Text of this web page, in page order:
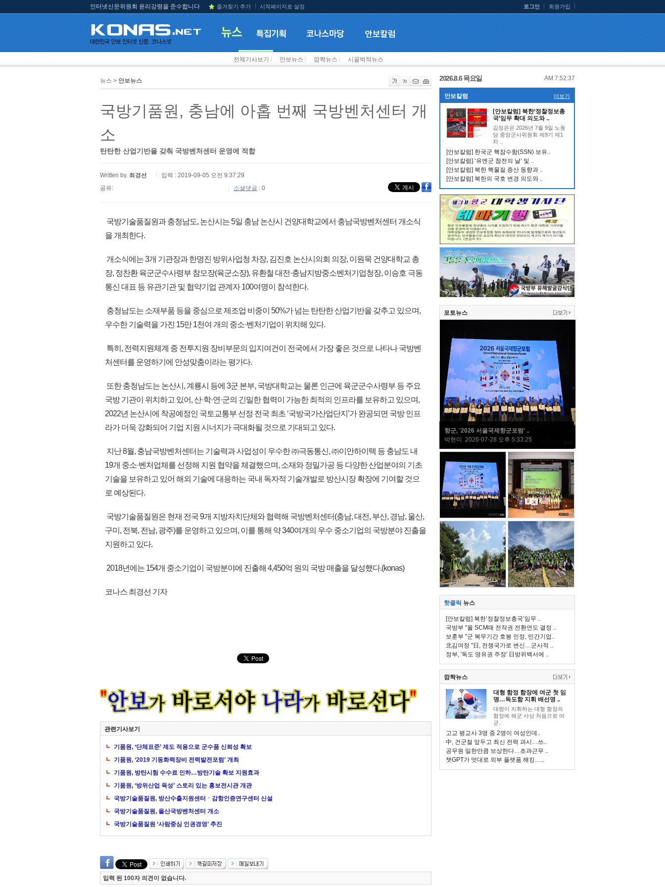
인터넷신문위원회 윤리강령을 준수합니다 즐겨찾기 추가 시작페이지로 설정 로그인 회원가입
전체기사보기 안보뉴스 깜짝뉴스 시끌벅적뉴스
뉴스 > 안보뉴스
국방기품원, 충남에 아홉 번째 국방벤처센터 개
소
탄탄한 산업기반을 갖춰 국방벤처센터 운영에 적합
Written by. 최경선
입력 : 2019-09-05 오전 9:37:29
공유:
소셜댓글 : 0
국방기술품질원과 충청남도, 논산시는 5일 충남 논산시 건양대학교에서 충남국방벤처센터 개소식
을 개최한다.
개소식에는 3개 기관장과 한명진 방위사업청 차장, 김진호 논산시의회 의장, 이원묵 건양대학교 총
장, 정찬환 육군군수사령부 참모장(육군소장), 유환철 대전·충남지방중소벤처기업청장, 이승호 극동
통신 대표 등 유관기관 및 협약기업 관계자 100여명이 참석한다.
충청남도는 소재부품 등을 중심으로 제조업 비중이 50%가 넘는 탄탄한 산업기반을 갖추고 있으며,
우수한 기술력을 가진 15만 1천여 개의 중소·벤처기업이 위치해 있다.
특히, 전력지원체계 중 전투지원 장비부문의 입지여건이 전국에서 가장 좋은 것으로 나타나 국방벤
처센터를 운영하기에 안성맞춤이라는 평가다.
또한 충청남도는 논산시, 계룡시 등에 3군 본부, 국방대학교는 물론 인근에 육군군수사령부 등 주요
국방 기관이 위치하고 있어, 산·학·연·군의 긴밀한 협력이 가능한 최적의 인프라를 보유하고 있으며,
2022년 논산시에 착공예정인 국토교통부 선정 전국 최초 ‘국방국가산업단지’가 완공되면 국방 인프
라가 더욱 강화되어 기업 지원 시너지가 극대화될 것으로 기대되고 있다.
지난 8월, 충남국방벤처센터는 기술력과 사업성이 우수한 ㈜극동통신, ㈜이안하이텍 등 충남도 내
19개 중소·벤처업체를 선정해 지원 협약을 체결했으며, 소재와 정밀가공 등 다양한 산업분야의 기초
기술을 보유하고 있어 해외 기술에 대응하는 국내 독자적 기술개발로 방산시장 확장에 기여할 것으
로 예상된다.
국방기술품질원은 현재 전국 9개 지방자치단체와 협력해 국방벤처센터(충남, 대전, 부산, 경남, 울산,
구미, 전북, 전남, 광주)를 운영하고 있으며, 이를 통해 약 340여개의 우수 중소기업의 국방분야 진출을
지원하고 있다.
2018년에는 154개 중소기업이 국방분야에 진출해 4,450억 원의 국방 매출을 달성했다.(konas)
코나스 최경선 기자
관련기사보기
기품원, ‘단체표준’ 제도 적용으로 군수품 신뢰성 확보
기품원, ‘2019 기동화력장비 전력발전포럼’ 개최
기품원, 방탄시험 수수료 인하…방탄기술 확보 지원효과
기품원, ‘방위산업 육성’ 스토리 있는 홍보전시관 개관
국방기술품질원, 방산수출지원센터ㆍ감항인증연구센터 신설
국방기술품질원, 울산국방벤처센터 개소
국방기술품질원 ‘사람중심 인권경영’ 추진
입력 된 100자 의견이 없습니다.
2026.8.6 목요일 AM 7:52:37
안보칼럼 더보기
[안보칼럼] 북한‘정찰정보총
국’임무 확대 의도와 ..
김정은은 2026년 7월 9일 노동
당 중앙군사위원회 제9기 제1
차 ..
[안보칼럼] 한국군 핵잠수함(SSN) 보유..
[안보칼럼] ‘유엔군 참전의 날’ 및 ..
[안보칼럼] 북한 핵물질 증산 동향과 ..
[안보칼럼] 북한의 국호 변경 의도와 ..
포토뉴스
향군, '2026 서울국제향군포럼' ..
박현미 2026-07-28 오후 5:33:25
핫클릭 뉴스
[안보칼럼] 북한‘정찰정보총국’임무 ..
국방부 "올 SCM때 전작권 전환연도 결정 ..
보훈부 "군 복무기간 호봉 인정, 민간기업..
北김여정 "日, 전쟁국가로 변신…군사적 ..
정부, '독도 영유권 주장' 日방위백서에 ..
깜짝뉴스
대형 함정 함장에 여군 첫 임
명…독도함 지휘 배선영 ..
대령이 지휘하는 대형 함정의
함장에 해군 사상 처음으로 여
군..
고교 평교사 3명 중 2명이 여성인데..
中, 건군절 앞두고 최신 전력 과시…쓰..
공무원 일한만큼 보상한다…초과근무 ..
챗GPT가 멋대로 외부 플랫폼 해킹…..